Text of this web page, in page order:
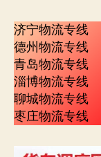
济宁物流专线
德州物流专线
青岛物流专线
淄博物流专线
聊城物流专线
枣庄物流专线